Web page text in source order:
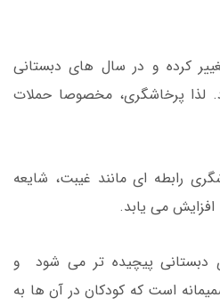
کرده و در سال های دبستانی
لذا پرخاشگری، مخصوصا حملات
رابطه ای مانند غیبت، شایعه
می یابد.
دبستانی پیچیده تر می شود و
است که کودکان در آن ها به